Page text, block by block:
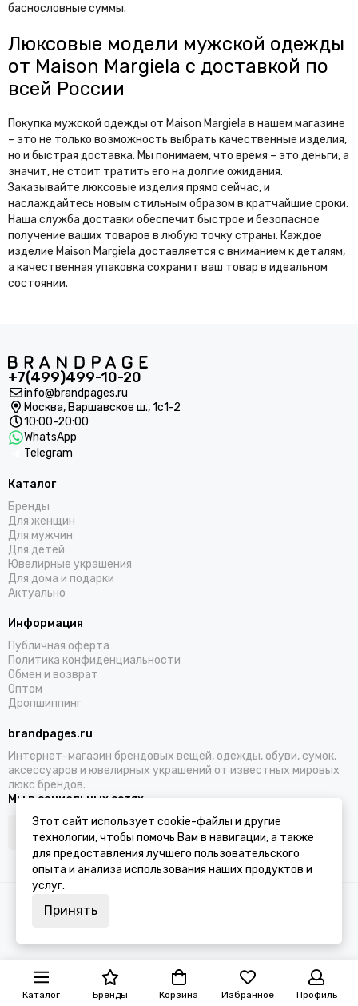
баснословные суммы.
Люксовые модели мужской одежды
от Maison Margiela с доставкой по
всей России
Покупка мужской одежды от Maison Margiela в нашем магазине
– это не только возможность выбрать качественные изделия,
но и быстрая доставка. Мы понимаем, что время – это деньги, а
значит, не стоит тратить его на долгие ожидания.
Заказывайте люксовые изделия прямо сейчас, и
наслаждайтесь новым стильным образом в кратчайшие сроки.
Наша служба доставки обеспечит быстрое и безопасное
получение ваших товаров в любую точку страны. Каждое
изделие Maison Margiela доставляется с вниманием к деталям,
а качественная упаковка сохранит ваш товар в идеальном
состоянии.
+7(499)499-10-20
info@brandpages.ru
Москва, Варшавское ш., 1с1-2
10:00-20:00
WhatsApp
Telegram
Каталог
Бренды
Для женщин
Для мужчин
Для детей
Ювелирные украшения
Для дома и подарки
Актуально
Информация
Публичная оферта
Политика конфиденциальности
Обмен и возврат
Оптом
Дропшиппинг
brandpages.ru
Интернет-магазин брендовых вещей, одежды, обуви, сумок,
аксессуаров и ювелирных украшений от известных мировых
люкс брендов.
Мы в социальных сетях
Каталог Бренды Корзина Избранное Профиль
Этот сайт использует cookie-файлы и другие
технологии, чтобы помочь Вам в навигации, а также
для предоставления лучшего пользовательского
опыта и анализа использования наших продуктов и
услуг.
Принять